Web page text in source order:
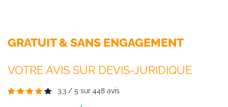
GRATUIT & SANS ENGAGEMENT
VOTRE AVIS SUR DEVIS-JURIDIQUE
3.3 / 5 sur 448 avis